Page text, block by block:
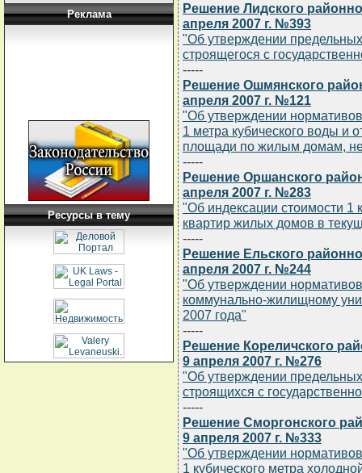
Реклама
Ресурсы в тему
Решение Лидского
апреля 2007 г. №393
"Об утверждении
строящегося с
-----
Решение Ошмянского
апреля 2007 г. №121
"Об утверждении
1 метра кубического воды и
площади по жилым домам,
-----
Решение Оршанского
апреля 2007 г. №283
"Об индексации стоимости 1
квартир жилых домов в
-----
Решение Ельского
апреля 2007 г. №244
"Об утверждении
коммунально-жилищному
2007 года"
-----
Решение Кореличского
9 апреля 2007 г. №276
"Об утверждении
строящихся с
-----
Решение Сморгонского
9 апреля 2007 г. №333
"Об утверждении
1 кубического метра